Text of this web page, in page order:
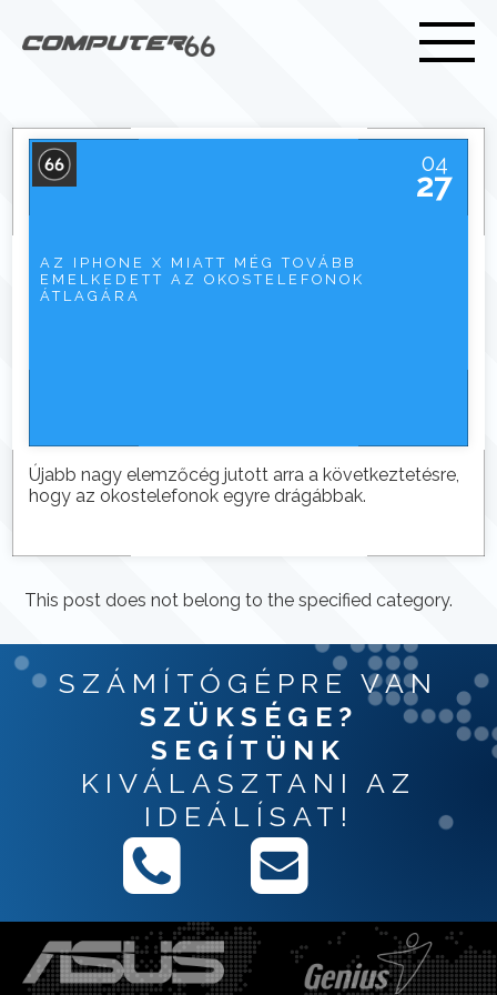
04
27
AZ IPHONE X MIATT MÉG TOVÁBB
EMELKEDETT AZ OKOSTELEFONOK
ÁTLAGÁRA
Újabb nagy elemzőcég jutott arra a következtetésre,
hogy az okostelefonok egyre drágábbak.
This post does not belong to the specified category.
SZÁMÍTÓGÉPRE VAN
SZÜKSÉGE?
SEGÍTÜNK
KIVÁLASZTANI AZ
IDEÁLÍSAT!